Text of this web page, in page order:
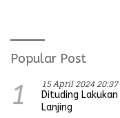
Popular Post
1 15 April 2024 20:37
Dituding
Lanjing